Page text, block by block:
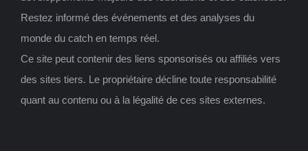
Restez informé des événements et des analyses du
monde du catch en temps réel.
Ce site peut contenir des liens sponsorisés ou affiliés vers
des sites tiers. Le propriétaire décline toute responsabilité
quant au contenu ou à la légalité de ces sites externes.